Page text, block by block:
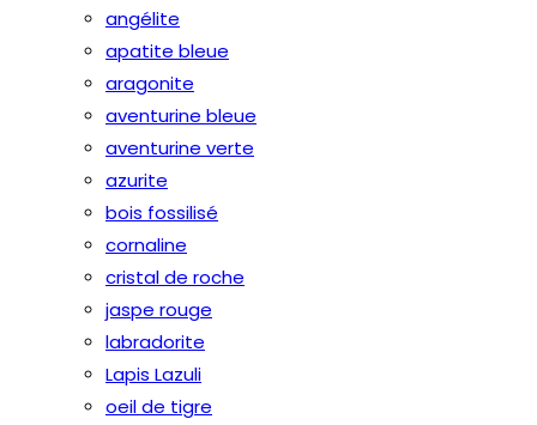
angélite
apatite bleue
aragonite
aventurine bleue
aventurine verte
azurite
bois fossilisé
cornaline
cristal de roche
jaspe rouge
labradorite
Lapis Lazuli
oeil de tigre